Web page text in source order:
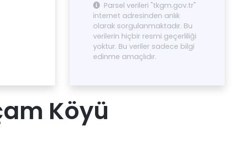
Parsel verileri "tkgm.gov.tr"
internet adresinden anlık
olarak sorgulanmaktadır. Bu
verilerin hiçbir resmi geçerliliği
yoktur. Bu veriler sadece bilgi
edinme amaçlıdır.
Köyü